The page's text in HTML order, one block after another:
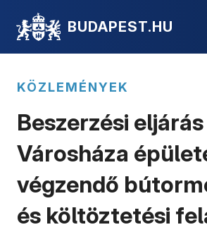
BUDAPEST.HU
KÖZLEMÉNYEK
Beszerzési eljárás
Városháza
végzendő
és költöztetési